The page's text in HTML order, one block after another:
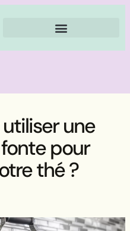
une
pour
thé ?